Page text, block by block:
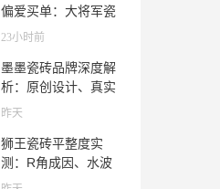
偏爱买单：大将军瓷
砖解锁“高级哑”人居
23小时前
墨墨瓷砖品牌深度解
析：原创设计、真实
质感与市场口碑全览
昨天
狮王瓷砖平整度实
测：R角成因、水波
纹真相、辊棒印解析